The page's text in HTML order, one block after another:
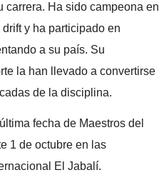
carrera. Ha sido campeona en
y ha participado en
a su país. Su
la han llevado a convertirse
de la disciplina.
fecha de Maestros del
1 de octubre en las
El Jabalí.